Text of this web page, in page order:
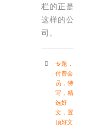
栏的正是
这样的公
司。
专题 ，
付费会
员 ， 特
写 ， 精
选好
文 ， 置
顶好文